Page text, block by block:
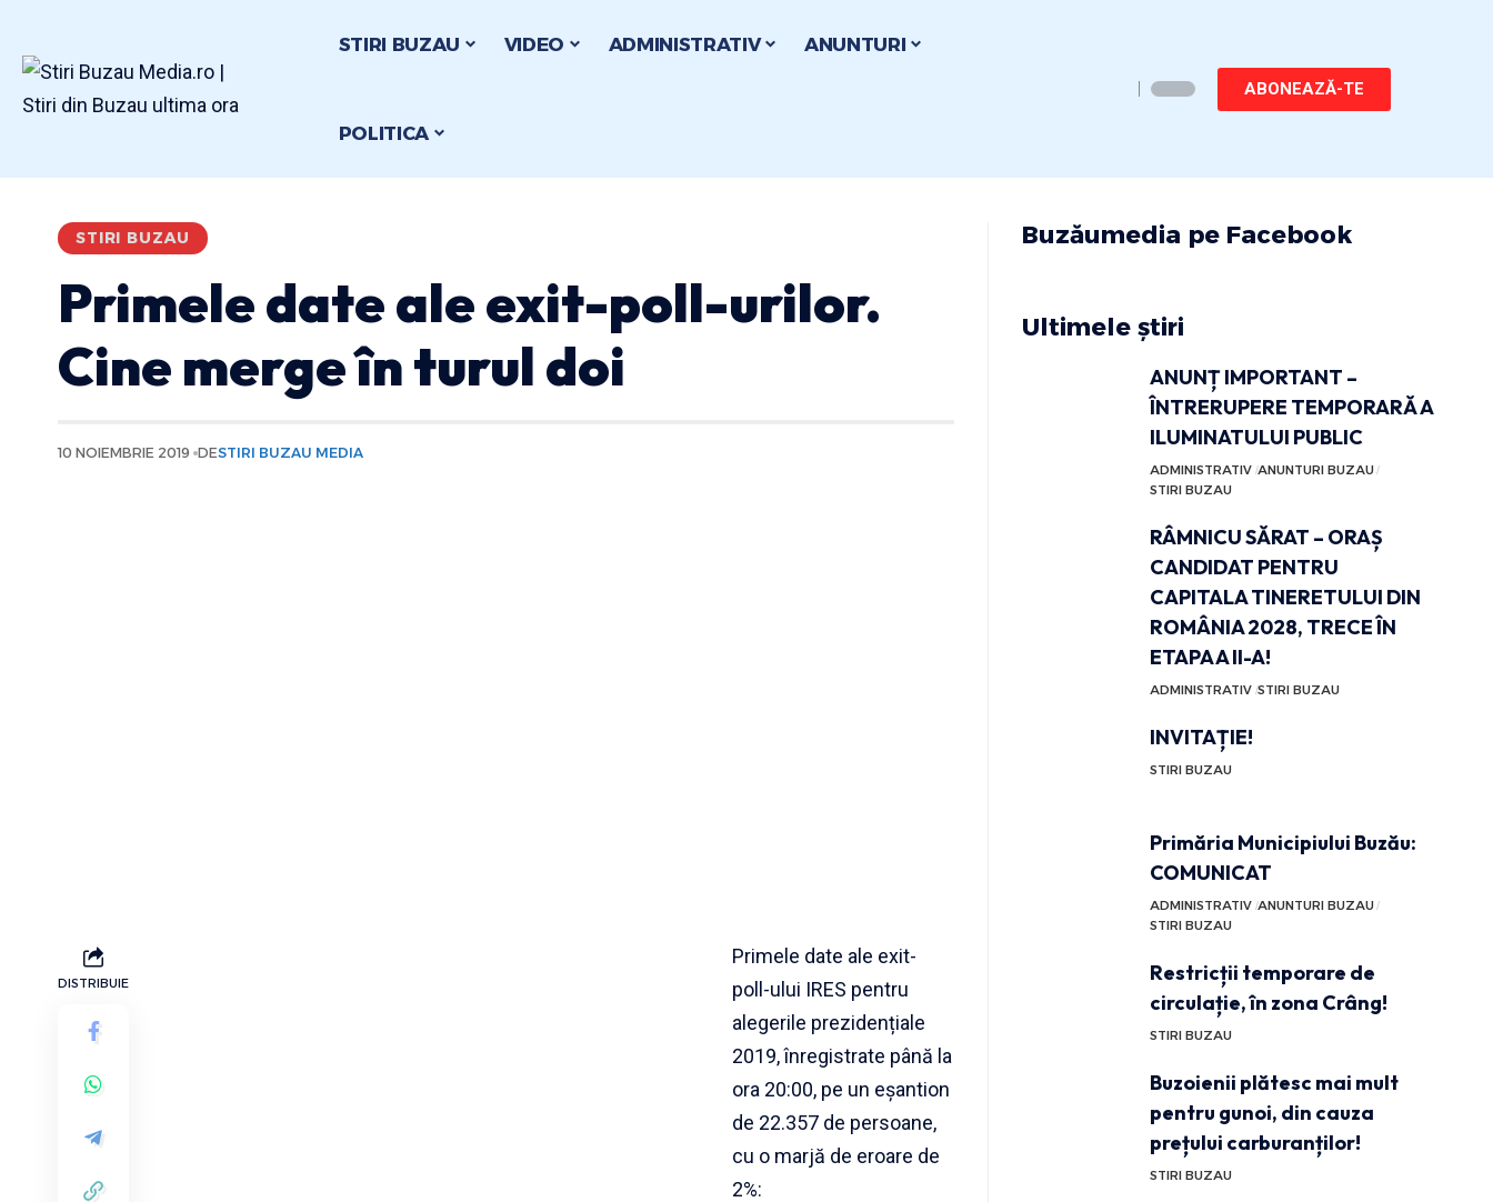
STIRI BUZAU VIDEO ADMINISTRATIV ANUNTURI
POLITICA
ABONEAZĂ-TE
STIRI BUZAU
Primele date ale exit-poll-urilor.
Cine merge în turul doi
10 NOIEMBRIE 2019 DESTIRI BUZAU MEDIA
DISTRIBUIE
Primele date ale exit-
poll-ului IRES pentru
alegerile prezidențiale
2019, înregistrate până la
ora 20:00, pe un eșantion
de 22.357 de persoane,
cu o marjă de eroare de
2%:
Buzăumedia pe Facebook
Ultimele știri
ANUNȚ IMPORTANT –
ÎNTRERUPERE TEMPORARĂ A
ILUMINATULUI PUBLIC
ADMINISTRATIV ANUNTURI BUZAU
STIRI BUZAU
RÂMNICU SĂRAT – ORAȘ
CANDIDAT PENTRU
CAPITALA TINERETULUI DIN
ROMÂNIA 2028, TRECE ÎN
ETAPA A II-A!
ADMINISTRATIV STIRI BUZAU
INVITAȚIE!
STIRI BUZAU
Primăria Municipiului Buzău:
COMUNICAT
ADMINISTRATIV ANUNTURI BUZAU
STIRI BUZAU
Restricții temporare de
circulație, în zona Crâng!
STIRI BUZAU
Buzoienii plătesc mai mult
pentru gunoi, din cauza
prețului carburanților!
STIRI BUZAU